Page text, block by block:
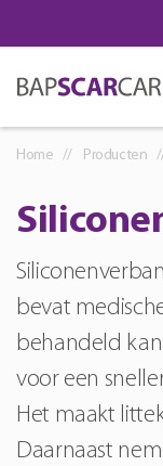
Home Producten
bevat
behandeld
voor een
Het maakt
Daarnaast